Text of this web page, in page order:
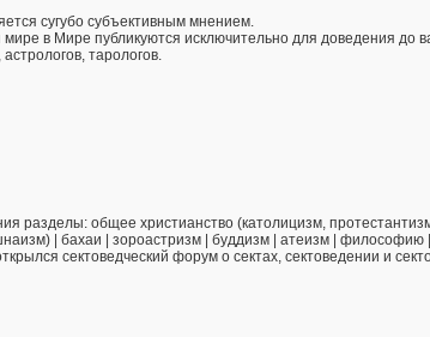
сугубо субъективным мнением.
в Мире публикуются исключительно для доведения до
тарологов.
разделы: общее христианство (католицизм,
| бахаи | зороастризм | буддизм | атеизм | философию |
сектоведческий форум о сектах, сектоведении и